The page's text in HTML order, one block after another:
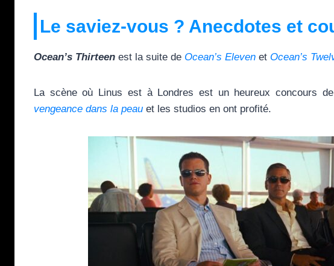
Le saviez-vous ? Anecdotes et
Ocean’s Thirteen est la suite de Ocean’s Eleven et Ocean’s
La scène où Linus est à Londres est un heureux concours
vengeance dans la peau et les studios en ont profité.